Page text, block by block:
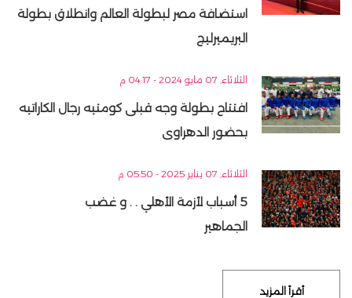
استضافة مصر لبطولة العالم وانطلاق بطولة
البريميرليج
الثلاثاء, 07 مايو 2024 - 04:17 م
افتتاح بطولة وجه قبلى كومتيه رجال الكاراتيه
بحضور الدهراوى
الثلاثاء, 07 يناير 2025 - 05:50 م
5 أسباب لأزمة الأهلي . . و غضب
الجماهير
أقرأ المزيد